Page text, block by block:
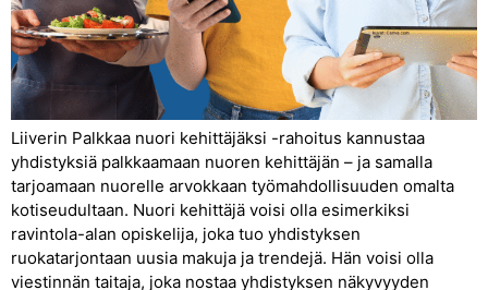
Liiverin Palkkaa nuori kehittäjäksi -rahoitus kannustaa
yhdistyksiä palkkaamaan nuoren kehittäjän – ja samalla
tarjoamaan nuorelle arvokkaan työmahdollisuuden omalta
kotiseudultaan. Nuori kehittäjä voisi olla esimerkiksi
ravintola-alan opiskelija, joka tuo yhdistyksen
ruokatarjontaan uusia makuja ja trendejä. Hän voisi olla
viestinnän taitaja, joka nostaa yhdistyksen näkyvyyden